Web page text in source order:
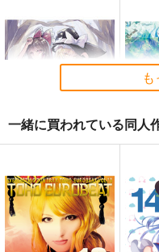
幽閉サテライト
2,200円（税込）
東方Project
京 ～
ders.
上海
東方
一緒に買われている同人